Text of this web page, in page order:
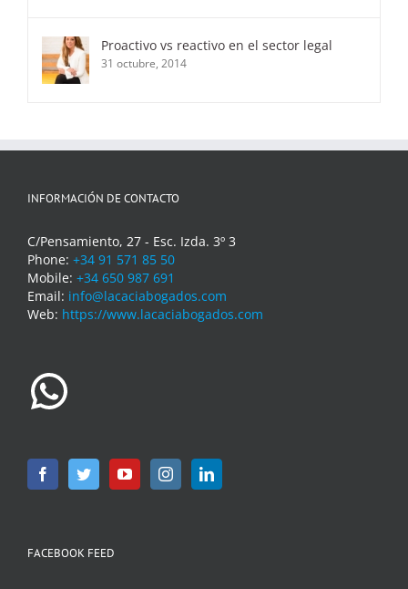
Proactivo vs reactivo en el sector legal
31 octubre, 2014
INFORMACIÓN DE CONTACTO
C/Pensamiento, 27 - Esc. Izda. 3º 3
Phone: +34 91 571 85 50
Mobile: +34 650 987 691
Email: info@lacaciabogados.com
Web: https://www.lacaciabogados.com
FACEBOOK FEED